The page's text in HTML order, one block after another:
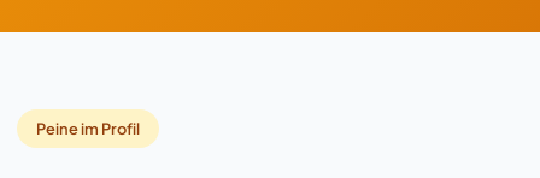
Peine im Profil